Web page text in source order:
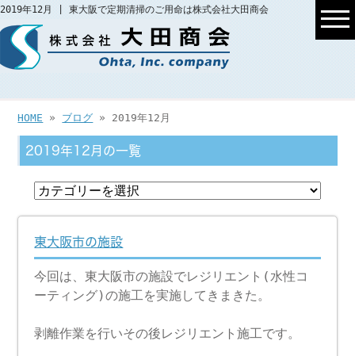
2019年12月 | 東大阪で定期清掃のご用命は株式会社大田商会
HOME » ブログ » 2019年12月
2019年12月の一覧
東大阪市の施設
今回は、東大阪市の施設でレジリエント(水性コ
ーティング)の施工を実施してきまきた。
剥離作業を行いその後レジリエント施工です。